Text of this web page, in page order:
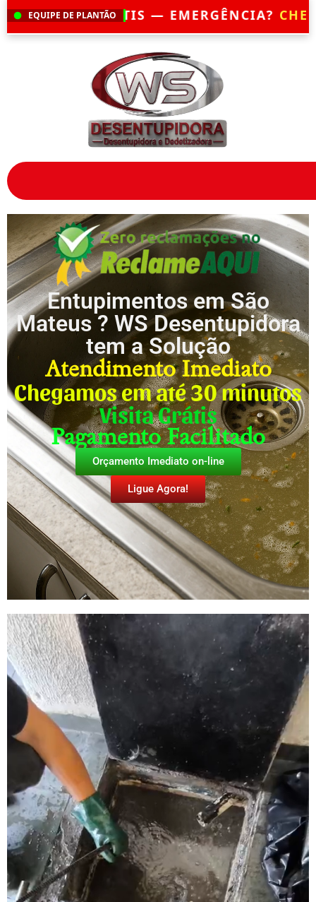
EQUIPE DE PLANTÃO
ATÉ 30 MINUTOS — ATENDIMENTO 24
Entupimentos em São
Mateus ? WS Desentupidora
tem a Solução
Atendimento Imediato
Chegamos em até 30 minutos
Visita Grátis
Pagamento Facilitado
Orçamento Imediato on-line
Ligue Agora!